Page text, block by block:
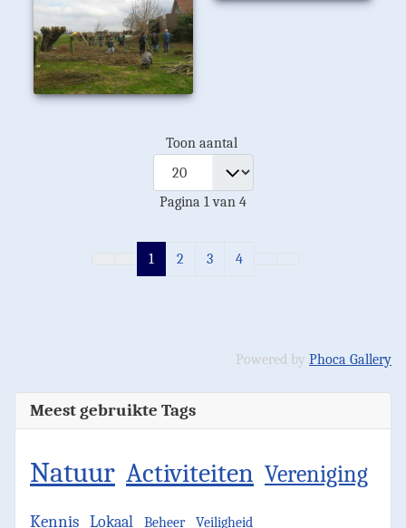
Toon aantal
Pagina 1 van 4
1 2 3 4
Powered by Phoca Gallery
Meest gebruikte Tags
Natuur Activiteiten Vereniging
Kennis Lokaal Beheer Veiligheid